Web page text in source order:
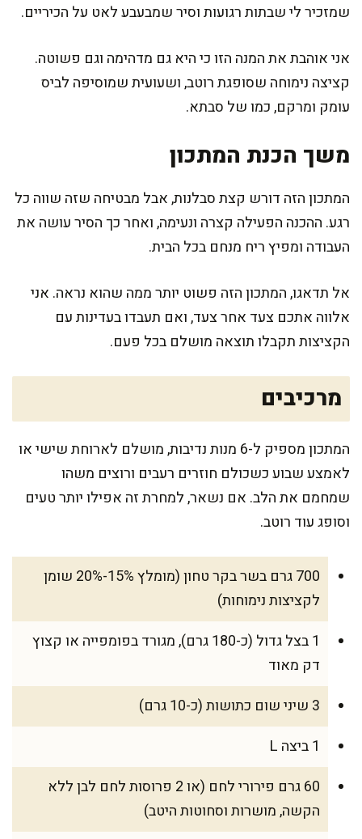
שמזכיר לי שבתות רגועות וסיר שמבעבע לאט על הכיריים.
אני אוהבת את המנה הזו כי היא גם מדהימה וגם פשוטה.
קציצה נימוחה שסופגת רוטב, ושעועית שמוסיפה לביס
עומק ומרקם, כמו של סבתא.
משך הכנת המתכון
המתכון הזה דורש קצת סבלנות, אבל מבטיחה שזה שווה כל
רגע. ההכנה הפעילה קצרה ונעימה, ואחר כך הסיר עושה את
העבודה ומפיץ ריח מנחם בכל הבית.
אל תדאגו, המתכון הזה פשוט יותר ממה שהוא נראה. אני
אלווה אתכם צעד אחר צעד, ואם תעבדו בעדינות עם
הקציצות תקבלו תוצאה מושלם בכל פעם.
מרכיבים
המתכון מספיק ל-6 מנות נדיבות, מושלם לארוחת שישי או
לאמצע שבוע כשכולם חוזרים רעבים ורוצים משהו
שמחמם את הלב. אם נשאר, למחרת זה אפילו יותר טעים
וסופג עוד רוטב.
700 גרם בשר בקר טחון (מומלץ 15%-20% שומן
לקציצות נימוחות)
1 בצל גדול (כ-180 גרם), מגורד בפומפייה או קצוץ
דק מאוד
3 שיני שום כתושות (כ-10 גרם)
1 ביצה L
60 גרם פירורי לחם (או 2 פרוסות לחם לבן ללא
הקשה, מושרות וסחוטות היטב)